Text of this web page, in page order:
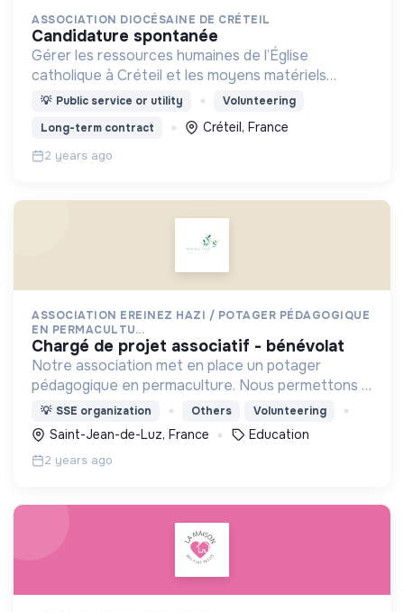
ASSOCIATION DIOCÉSAINE DE CRÉTEIL
candidature spontanée
Gérer les ressources humaines de l’Église
catholique à Créteil et les moyens matériels
d’assurer sa mission d’évangélisation, d’éducation
💡 Public service or utility
Volunteering
Long-term contract
Créteil, France
2 years ago
ASSOCIATION EREINEZ HAZI / POTAGER PÉDAGOGIQUE
EN PERMACULTU...
chargé de projet associatif - bénévolat
Notre association met en place un potager
pédagogique en permaculture. Nous permettons à
tous ceux qui le veulent d'apprendre les bases d'un
potager et verger qui produit des légumes de
saison.
💡 SSE organization Others Volunteering
Saint-Jean-de-Luz, France Education
2 years ago